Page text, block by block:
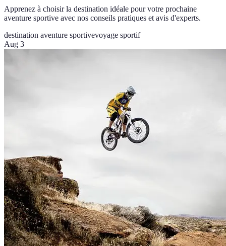
Apprenez à choisir la destination idéale pour votre prochaine
aventure sportive avec nos conseils pratiques et avis d'experts.
destination aventure sportivevoyage sportif
Aug 3